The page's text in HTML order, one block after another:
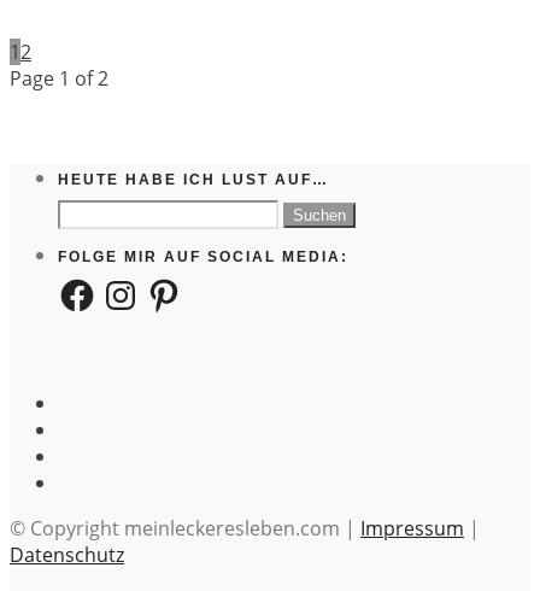
12
Page 1 of 2
HEUTE HABE ICH LUST AUF…
Suchen
nach:
FOLGE MIR AUF SOCIAL MEDIA:
FacebookInstagramPinterest
© Copyright meinleckeresleben.com | Impressum |
Datenschutz